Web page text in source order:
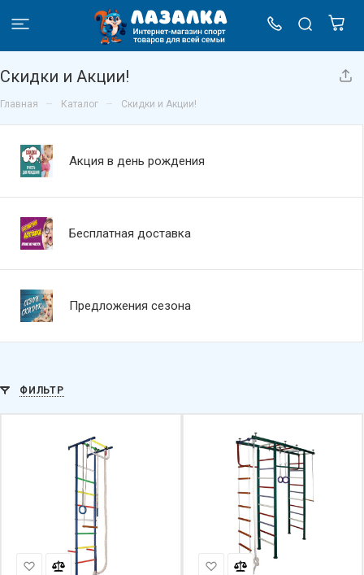
Скидки и Акции!
Главная – Каталог – Скидки и Акции!
Акция в день рождения
Бесплатная доставка
Предложения сезона
ФИЛЬТР